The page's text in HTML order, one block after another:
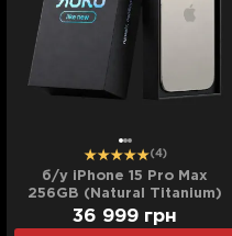
(4)
б/у iPhone 15 Pro Max
256GB (Natural Titanium)
(Как Новый)
36 999 грн